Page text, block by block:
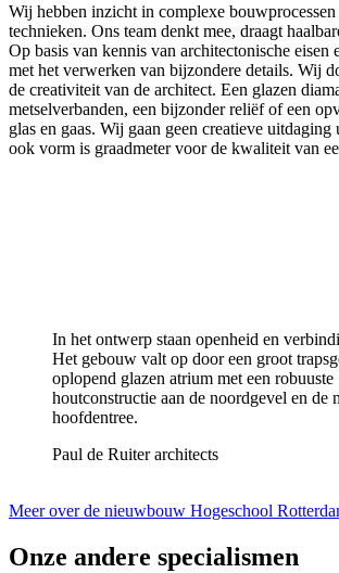
Wij hebben inzicht in complexe
technieken. Ons team denkt mee, draagt
Op basis van kennis van architectonische eisen
met het verwerken van bijzondere details. Wij
de creativiteit van de architect. Een glazen
metselverbanden, een bijzonder reliëf of een
glas en gaas. Wij gaan geen creatieve
ook vorm is graadmeter voor de kwaliteit van
In het ontwerp staan openheid en
Het gebouw valt op door een groot
oplopend glazen atrium met een robuuste
houtconstructie aan de noordgevel en de
hoofdentree.
Paul de Ruiterarchitects
Meer over de nieuwbouw Hogeschool
Onze andere specialismen